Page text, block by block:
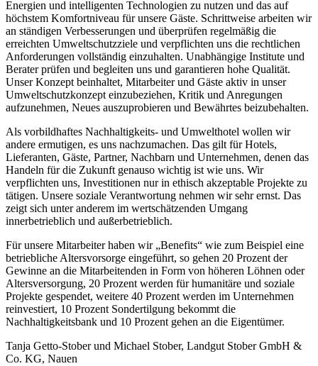
Energien und intelligenten Technologien zu nutzen und das auf
höchstem Komfortniveau für unsere Gäste. Schrittweise arbeiten wir
an ständigen Verbesserungen und überprüfen regelmäßig die
erreichten Umweltschutzziele und verpflichten uns die rechtlichen
Anforderungen vollständig einzuhalten. Unabhängige Institute und
Berater prüfen und begleiten uns und garantieren hohe Qualität.
Unser Konzept beinhaltet, Mitarbeiter und Gäste aktiv in unser
Umweltschutzkonzept einzubeziehen, Kritik und Anregungen
aufzunehmen, Neues auszuprobieren und Bewährtes beizubehalten.
Als vorbildhaftes Nachhaltigkeits- und Umwelthotel wollen wir
andere ermutigen, es uns nachzumachen. Das gilt für Hotels,
Lieferanten, Gäste, Partner, Nachbarn und Unternehmen, denen das
Handeln für die Zukunft genauso wichtig ist wie uns. Wir
verpflichten uns, Investitionen nur in ethisch akzeptable Projekte zu
tätigen. Unsere soziale Verantwortung nehmen wir sehr ernst. Das
zeigt sich unter anderem im wertschätzenden Umgang
innerbetrieblich und außerbetrieblich.
Für unsere Mitarbeiter haben wir „Benefits“ wie zum Beispiel eine
betriebliche Altersvorsorge eingeführt, so gehen 20 Prozent der
Gewinne an die Mitarbeitenden in Form von höheren Löhnen oder
Altersversorgung, 20 Prozent werden für humanitäre und soziale
Projekte gespendet, weitere 40 Prozent werden im Unternehmen
reinvestiert, 10 Prozent Sondertilgung bekommt die
Nachhaltigkeitsbank und 10 Prozent gehen an die Eigentümer.
Tanja Getto-Stober und Michael Stober, Landgut Stober GmbH &
Co. KG, Nauen